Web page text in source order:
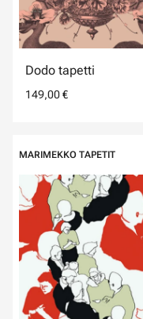
Dodo tapetti
149,00 €
MARIMEKKO TAPETIT